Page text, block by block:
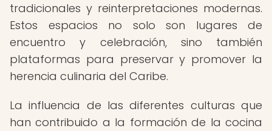
tradicionales y reinterpretaciones modernas.
Estos espacios no solo son lugares de
encuentro y celebración, sino también
plataformas para preservar y promover la
herencia culinaria del Caribe.
La influencia de las diferentes culturas que
han contribuido a la formación de la cocina